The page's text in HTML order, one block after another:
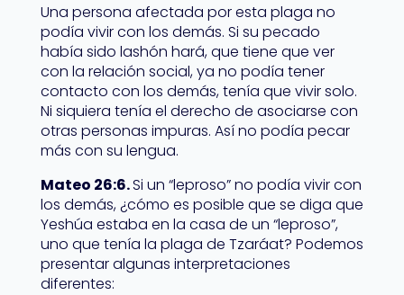
Una persona afectada por esta plaga no
podía vivir con los demás. Si su pecado
había sido lashón hará, que tiene que ver
con la relación social, ya no podía tener
contacto con los demás, tenía que vivir solo.
Ni siquiera tenía el derecho de asociarse con
otras personas impuras. Así no podía pecar
más con su lengua.
Mateo 26:6.Si un “leproso” no podía vivir con
los demás, ¿cómo es posible que se diga que
Yeshúa estaba en la casa de un “leproso”,
uno que tenía la plaga de Tzaráat? Podemos
presentar algunas interpretaciones
diferentes: